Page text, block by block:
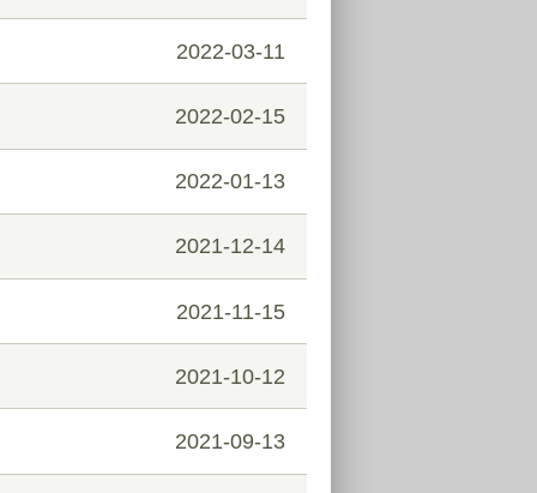
2022-03-11
2022-02-15
2022-01-13
2021-12-14
2021-11-15
2021-10-12
2021-09-13